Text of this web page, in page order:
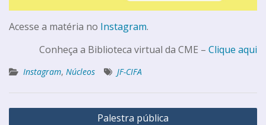
Acesse a matéria no Instagram.
Conheça a Biblioteca virtual da CME – Clique aqui
Instagram, Núcleos JF-CIFA
Palestra pública